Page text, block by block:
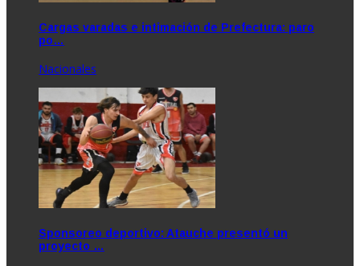
Cargas varadas e intimación de Prefectura: paro
po…
Nacionales
Sponsoreo deportivo: Atauche presentó un
proyecto …